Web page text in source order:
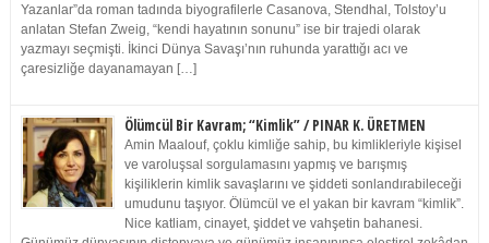
Yazanlar”da roman tadında biyografilerle Casanova, Stendhal, Tolstoy’u
anlatan Stefan Zweig, “kendi hayatının sonunu” ise bir trajedi olarak
yazmayı seçmişti. İkinci Dünya Savaşı’nın ruhunda yarattığı acı ve
çaresizliğe dayanamayan […]
Ölümcül Bir Kavram; “Kimlik” / PINAR K. ÜRETMEN
Amin Maalouf, çoklu kimliğe sahip, bu kimlikleriyle kişisel
ve varoluşsal sorgulamasını yapmış ve barışmış
kişiliklerin kimlik savaşlarını ve şiddeti sonlandırabileceği
umudunu taşıyor. Ölümcül ve el yakan bir kavram “kimlik”.
Nice katliam, cinayet, şiddet ve vahşetin bahanesi.